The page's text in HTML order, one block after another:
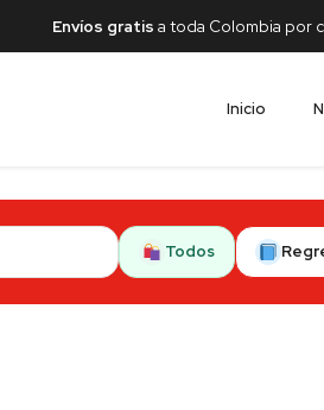
Envíos gratis a toda Colombia por
Inicio
Todos